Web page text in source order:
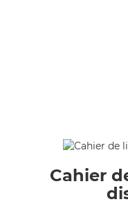
Cahier